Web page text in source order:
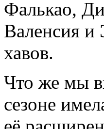
Фалькао,
Валенсия и
хавов.
Что же мы
сезоне